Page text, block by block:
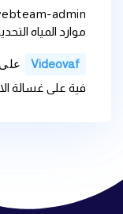
webteam-admin
موارد المياه التحديات
Videovaf على
فية على غسالة